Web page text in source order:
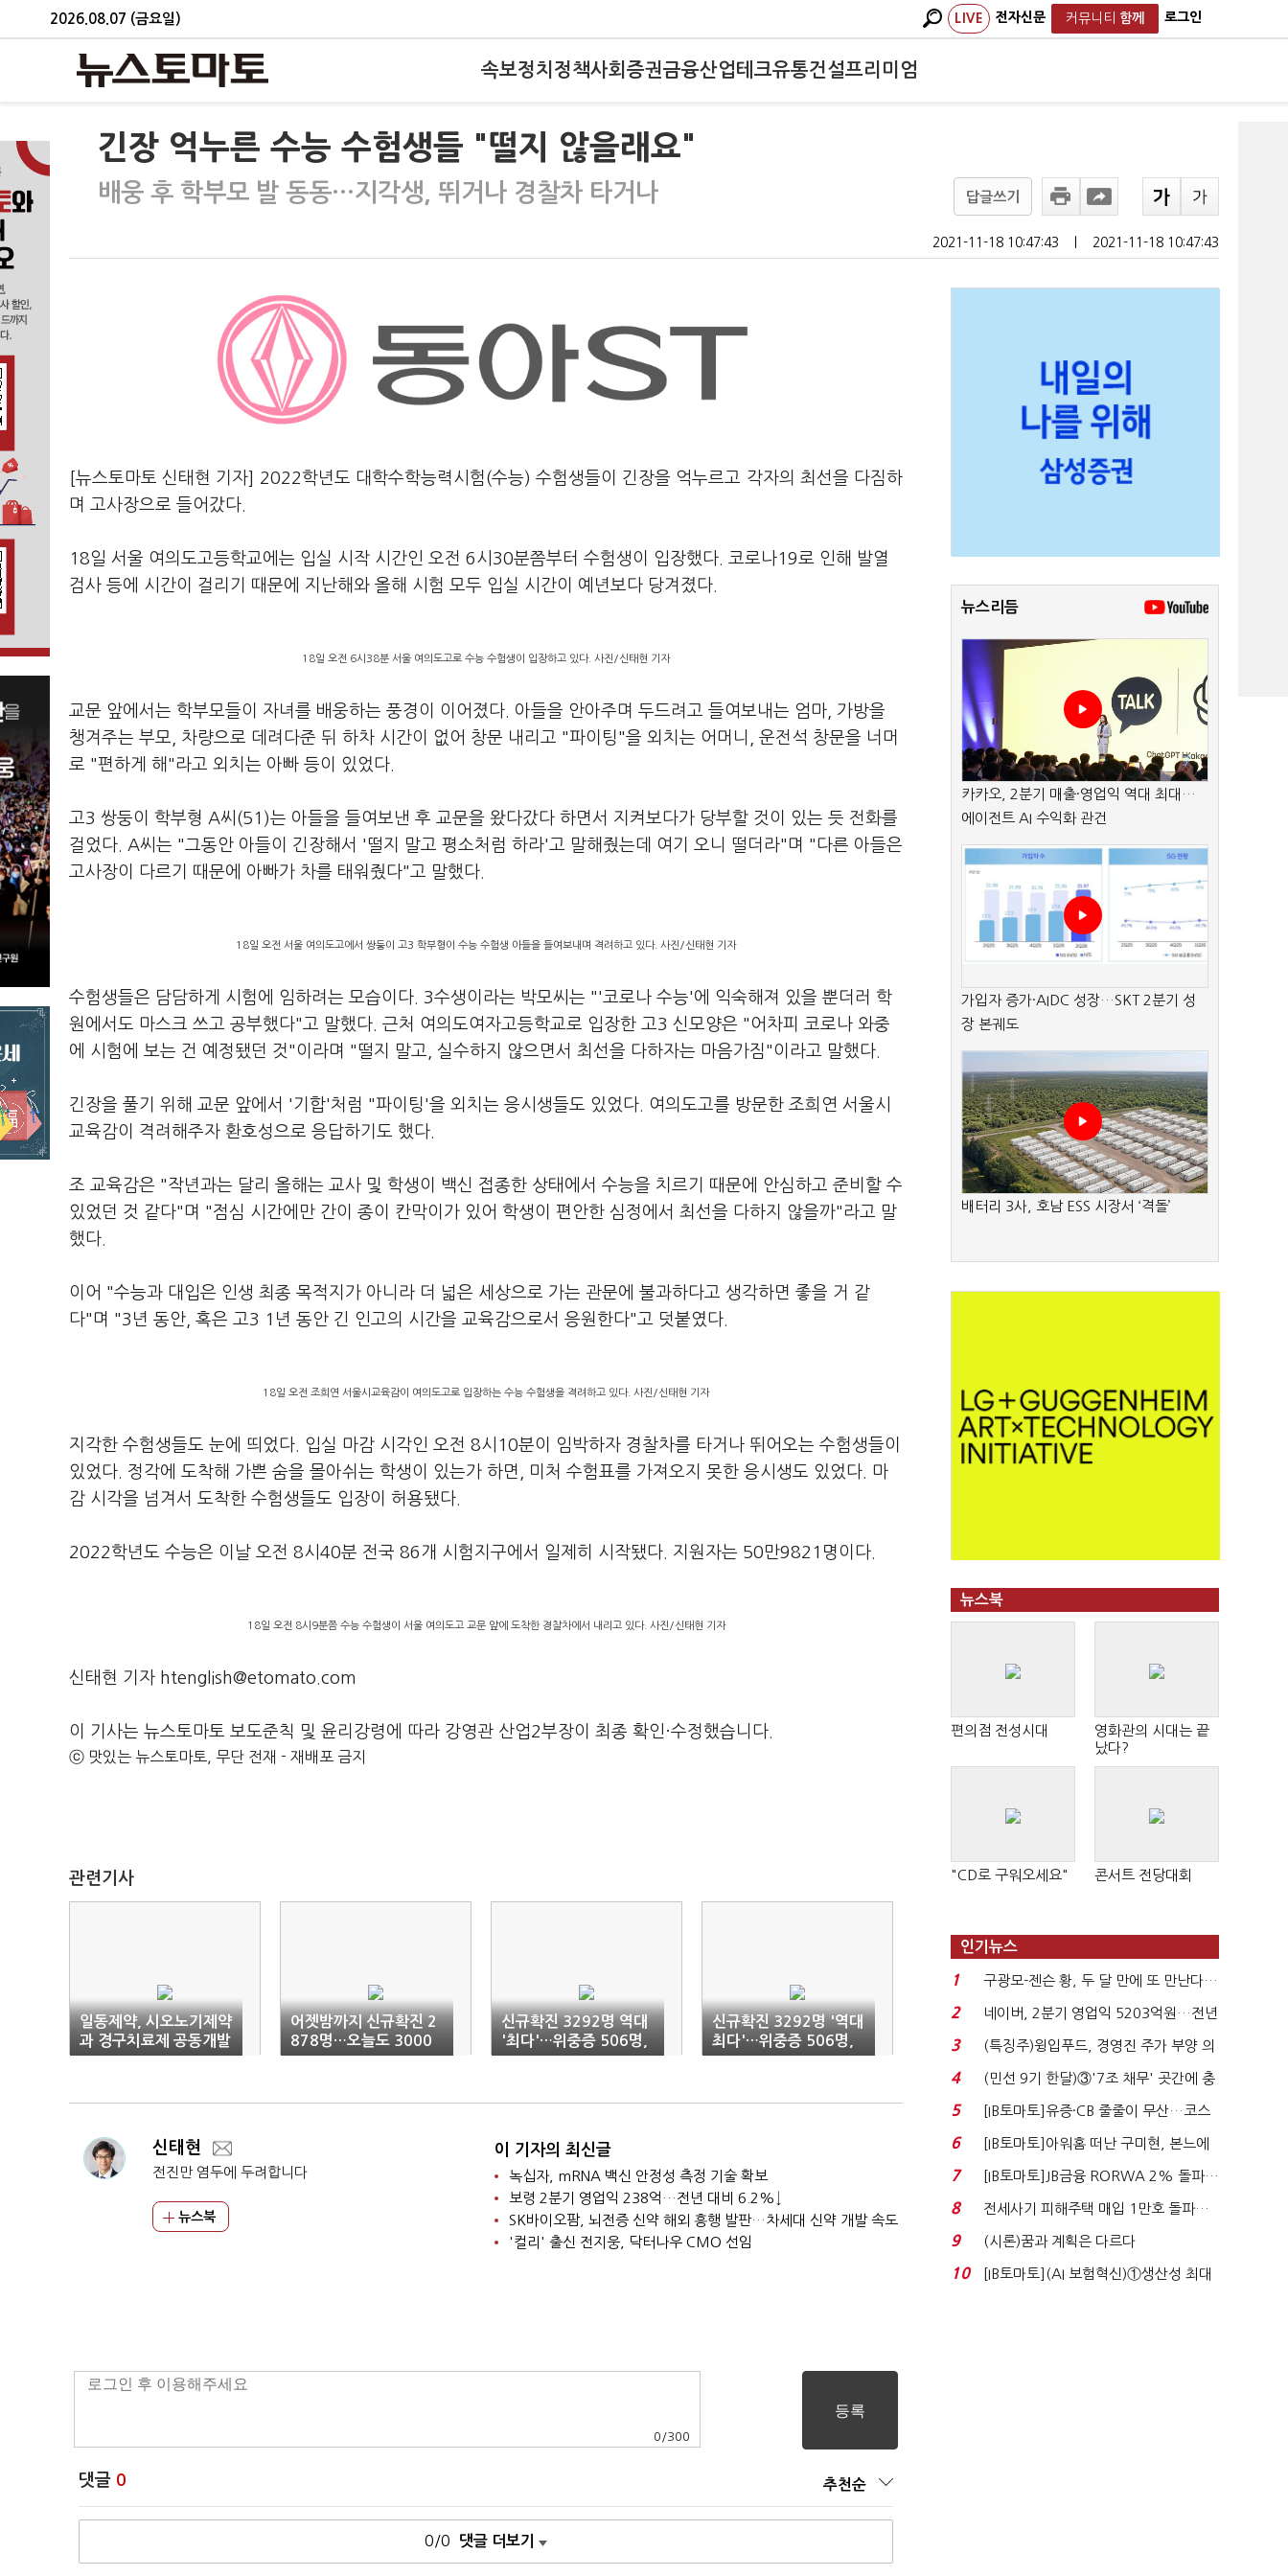
2026.08.07 (금요일) LIVE 전자신문 커뮤니티 함께 로그인
속보정치 정책사회 증권금융산업테크유통건설프리미엄
긴장 억누른 수능 수험생들 "떨지 않을래요"
배웅 후 학부모 발 동동…지각생, 뛰거나 경찰차 타거나 답글쓰기
2021-11-18 10:47:43 2021-11-18 10:47:43
[뉴스토마토 신태현 기자] 2022학년도 대학수학능력시험(수능) 수험생들이 긴장을 억누르고 각자의 최선을 다짐하
며 고사장으로 들어갔다.
18일 서울 여의도고등학교에는 입실 시작 시간인 오전 6시30분쯤부터 수험생이 입장했다. 코로나19로 인해 발열
검사 등에 시간이 걸리기 때문에 지난해와 올해 시험 모두 입실 시간이 예년보다 당겨졌다.
18일 오전 6시38분 서울 여의도고로 수능 수험생이 입장하고 있다. 사진/신태현 기자
교문 앞에서는 학부모들이 자녀를 배웅하는 풍경이 이어졌다. 아들을 안아주며 두드려고 들여보내는 엄마, 가방을
챙겨주는 부모, 차량으로 데려다준 뒤 하차 시간이 없어 창문 내리고 "파이팅"을 외치는 어머니, 운전석 창문을 너머
로 "편하게 해"라고 외치는 아빠 등이 있었다.
고3 쌍둥이 학부형 A씨(51)는 아들을 들여보낸 후 교문을 왔다갔다 하면서 지켜보다가 당부할 것이 있는 듯 전화를
걸었다. A씨는 "그동안 아들이 긴장해서 '떨지 말고 평소처럼 하라'고 말해줬는데 여기 오니 떨더라"며 "다른 아들은
고사장이 다르기 때문에 아빠가 차를 태워줬다"고 말했다.
18일 오전 서울 여의도고에서 쌍둥이 고3 학부형이 수능 수험생 아들을 들여보내며 격려하고 있다. 사진/신태현 기자
수험생들은 담담하게 시험에 임하려는 모습이다. 3수생이라는 박모씨는 "'코로나 수능'에 익숙해져 있을 뿐더러 학
원에서도 마스크 쓰고 공부했다"고 말했다. 근처 여의도여자고등학교로 입장한 고3 신모양은 "어차피 코로나 와중
에 시험에 보는 건 예정됐던 것"이라며 "떨지 말고, 실수하지 않으면서 최선을 다하자는 마음가짐"이라고 말했다.
긴장을 풀기 위해 교문 앞에서 '기합'처럼 "파이팅'을 외치는 응시생들도 있었다. 여의도고를 방문한 조희연 서울시
교육감이 격려해주자 환호성으로 응답하기도 했다.
조 교육감은 "작년과는 달리 올해는 교사 및 학생이 백신 접종한 상태에서 수능을 치르기 때문에 안심하고 준비할 수
있었던 것 같다"며 "점심 시간에만 간이 종이 칸막이가 있어 학생이 편안한 심정에서 최선을 다하지 않을까"라고 말
했다.
이어 "수능과 대입은 인생 최종 목적지가 아니라 더 넓은 세상으로 가는 관문에 불과하다고 생각하면 좋을 거 같
다"며 "3년 동안, 혹은 고3 1년 동안 긴 인고의 시간을 교육감으로서 응원한다"고 덧붙였다.
18일 오전 조희연 서울시교육감이 여의도고로 입장하는 수능 수험생을 격려하고 있다. 사진/신태현 기자
지각한 수험생들도 눈에 띄었다. 입실 마감 시각인 오전 8시10분이 임박하자 경찰차를 타거나 뛰어오는 수험생들이
있었다. 정각에 도착해 가쁜 숨을 몰아쉬는 학생이 있는가 하면, 미처 수험표를 가져오지 못한 응시생도 있었다. 마
감 시각을 넘겨서 도착한 수험생들도 입장이 허용됐다.
2022학년도 수능은 이날 오전 8시40분 전국 86개 시험지구에서 일제히 시작됐다. 지원자는 50만9821명이다.
18일 오전 8시9분쯤 수능 수험생이 서울 여의도고 교문 앞에 도착한 경찰차에서 내리고 있다. 사진/신태현 기자
신태현 기자 htenglish@etomato.com
이 기사는 뉴스토마토 보도준칙 및 윤리강령에 따라 강영관 산업2부장이 최종 확인·수정했습니다.
ⓒ 맛있는 뉴스토마토, 무단 전재 - 재배포 금지
관련기사
일동제약, 시오노기제약
과 경구치료제 공동개발
착수
어젯밤까지 신규확진 2
878명…오늘도 3000
명대 예상
신규확진 3292명 역대
'최다'…위중증 506명,
사망 29명(1보)
신규확진 3292명 '역대
최다'…위중증 506명,
이틀 연속 500명대(종
신태현
전진만 염두에 두려합니다
뉴스북
이 기자의 최신글
녹십자, mRNA 백신 안정성 측정 기술 확보
보령 2분기 영업익 238억…전년 대비 6.2%↓
SK바이오팜, 뇌전증 신약 해외 흥행 발판…차세대 신약 개발 속도
'컬리' 출신 전지웅, 닥터나우 CMO 선임
0 /300
댓글 0 추천순
0/0 댓글 더보기
뉴스리듬
카카오, 2분기 매출·영업익 역대 최대…
에이전트 AI 수익화 관건
가입자 증가·AIDC 성장…SKT 2분기 성
장 본궤도
배터리 3사, 호남 ESS 시장서 ‘격돌’
뉴스북
편의점 전성시대
영화관의 시대는 끝
났다?
"CD로 구워오세요" 콘서트 전당대회
인기뉴스
1
구광모-젠슨 황, 두 달 만에 또 만난다…
로봇·AI 등 논...
2
네이버, 2분기 영업익 5203억원…전년
비 0.2% 감소...
3
(특징주)윙입푸드, 경영진 주가 부양 의
지에 상한가...
4
(민선 9기 한달)③'7조 채무' 곳간에 충
격…추미애, 20년...
5
[IB토마토]유증·CB 줄줄이 무산…코스
닥 벌점 급증에 ...
6
[IB토마토]아워홈 떠난 구미현, 본느에
340억 베팅…가...
7
[IB토마토]JB금융 RORWA 2% 돌파…
실적 견인은 은행 ...
8
전세사기 피해주택 매입 1만호 돌파…
누적 피해자 4만2...
9 (시론)꿈과 계획은 다르다
10
[IB토마토](AI 보험혁신)①생산성 최대